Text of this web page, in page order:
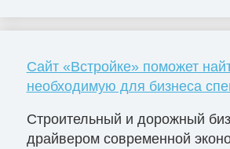
Сайт «Встройке» поможет
необходимую для бизнеса
Строительный и дорожный
драйвером современной